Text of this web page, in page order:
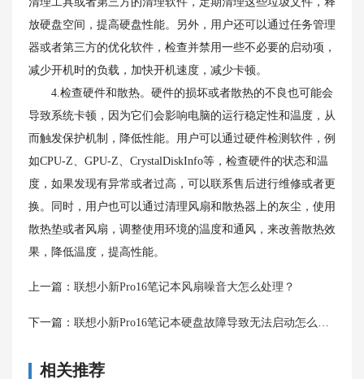
放硬盘空间，提高硬盘性能。另外，用户还可以通过任务管理
器或者第三方的优化软件，检查并禁用一些不必要的启动项，
减少开机时的负载，加快开机速度，减少卡顿。
4.检查硬件和散热。硬件的损坏或者散热的不良也可能会
导致系统卡顿，因为它们会影响电脑的运行稳定性和温度，从
而触发保护机制，降低性能。用户可以通过硬件检测软件，例
如CPU-Z、GPU-Z、CrystalDiskInfo等，检查硬件的状态和温
度，如果发现有异常或者过高，可以联系售后进行维修或者更
换。同时，用户也可以通过清理风扇和散热器上的灰尘，使用
散热垫或者风扇，调整使用环境的温度和通风，来改善散热效
果，降低温度，提高性能。
上一篇： 联想小新Pro16笔记本风扇噪音大怎么处理？
下一篇： 联想小新Pro16笔记本硬盘故障导致无法启动怎么办？
相关推荐